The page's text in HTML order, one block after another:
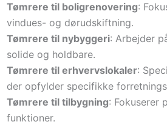
Tømrere til boligrenovering:
vindues- og dørudskiftning.
Tømrere til nybyggeri: Arbejder
solide og holdbare.
Tømrere til erhvervslokaler:
der opfylder specifikke
Tømrere til tilbygning: Fokuserer
funktioner.